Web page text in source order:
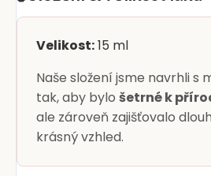
Velikost:15 ml
Naše složení jsme navrhli s
tak, aby bylo šetrné k
ale zároveň zajišťovalo
krásný vzhled.